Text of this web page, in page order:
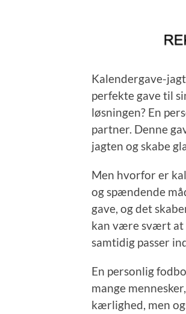
Kalendergave-
perfekte gave til
løsningen? En
partner. Denne
jagten og skabe
Men hvorfor er
og spændende
gave, og det
kan være svært at
samtidig passer
En personlig
mange
kærlighed, men